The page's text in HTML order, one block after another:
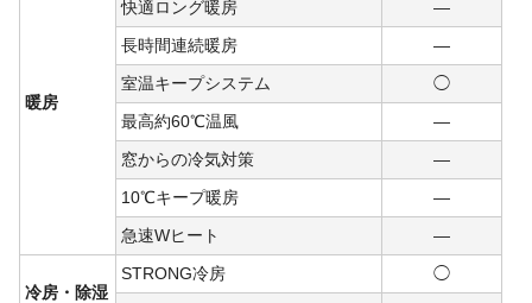
暖房
快適ロング暖房
―
長時間連続暖房
―
室温キープシステム
◯
最高約60℃温風
―
窓からの冷気対策
―
10℃キープ暖房
―
急速Wヒート
―
冷房・除湿
STRONG冷房
◯